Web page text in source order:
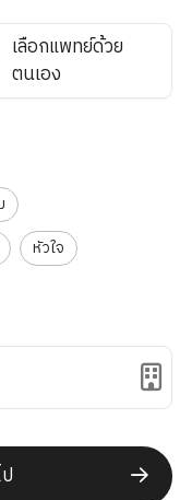
เลือกแพทย์ด้วย
ตนเอง
หัวใจ